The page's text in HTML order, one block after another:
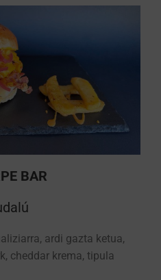
BAR
ardi gazta ketua,
cheddar krema, tipula